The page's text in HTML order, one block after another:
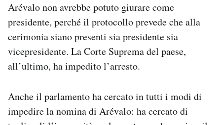
Arévalo non avrebbe potuto giurare come
presidente, perché il protocollo prevede che alla
cerimonia siano presenti sia presidente sia
vicepresidente. La Corte Suprema del paese,
all’ultimo, ha impedito l’arresto.
Anche il parlamento ha cercato in tutti i modi di
impedire la nomina di Arévalo: ha cercato di